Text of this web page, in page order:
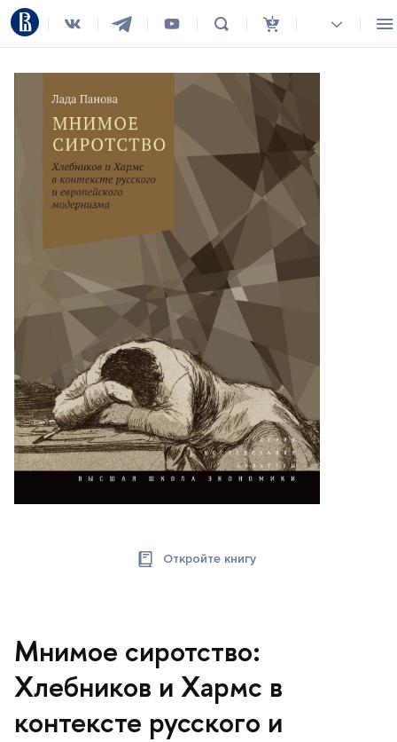
Откройте книгу
Мнимое сиротство:
Хлебников и Хармс
контексте русского и